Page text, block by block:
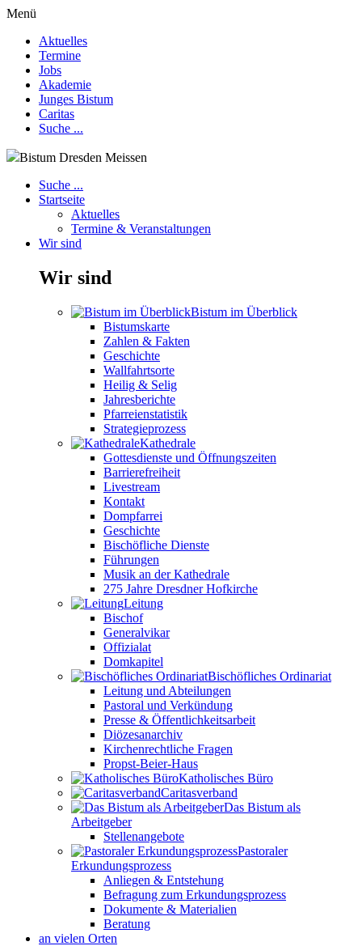
Menü
Aktuelles
Termine
Jobs
Akademie
Junges Bistum
Caritas
Suche ...
Bistum Dresden Meissen
Suche ...
Startseite
Aktuelles
Termine & Veranstaltungen
Wir sind
Wir sind
Bistum im Überblick
Bistumskarte
Zahlen & Fakten
Geschichte
Wallfahrtsorte
Heilig & Selig
Jahresberichte
Pfarreienstatistik
Strategieprozess
Kathedrale
Gottesdienste und Öffnungszeiten
Barrierefreiheit
Livestream
Kontakt
Dompfarrei
Geschichte
Bischöfliche Dienste
Führungen
Musik an der Kathedrale
275 Jahre Dresdner Hofkirche
Leitung
Bischof
Generalvikar
Offizialat
Domkapitel
Bischöfliches Ordinariat
Leitung und Abteilungen
Pastoral und Verkündung
Presse & Öffentlichkeitsarbeit
Diözesanarchiv
Kirchenrechtliche Fragen
Propst-Beier-Haus
Katholisches Büro
Caritasverband
Das Bistum als
Arbeitgeber
Stellenangebote
Pastoraler
Erkundungsprozess
Anliegen & Entstehung
Befragung zum Erkundungsprozess
Dokumente & Materialien
Beratung
an vielen Orten